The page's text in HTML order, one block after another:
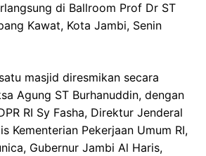
di Ballroom Prof Dr ST
Kawat, Kota Jambi, Senin
masjid diresmikan secara
Agung ST Burhanuddin, dengan
RI Sy Fasha, Direktur Jenderal
Kementerian Pekerjaan Umum RI,
Gubernur Jambi Al Haris,